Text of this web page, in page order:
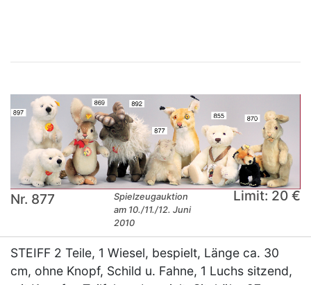
Nr. 877
Spielzeugauktion
am 10./11./12. Juni
2010
Limit: 20 €
STEIFF 2 Teile, 1 Wiesel, bespielt, Länge ca. 30
cm, ohne Knopf, Schild u. Fahne, 1 Luchs sitzend,